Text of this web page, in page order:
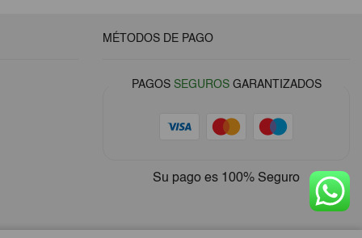
MÉTODOS DE PAGO
PAGOS SEGUROSGARANTIZADOS
Su pago es 100% Seguro